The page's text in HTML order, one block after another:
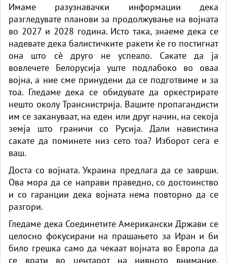
Имаме разузнавачки информации дека
разгледувате планови за продолжување на војната
во 2027 и 2028 година. Исто така, знаеме дека се
надевате дека балистичките ракети ќе го постигнат
она што сè друго не успеало. Сакате да ја
вовлечете Белорусија уште подлабоко во оваа
војна, а ние сме принудени да се подготвиме и за
тоа. Гледаме дека се обидувате да оркестрирате
нешто околу Транснистрија. Вашите пропагандисти
им се закануваат, на еден или друг начин, на секоја
земја што граничи со Русија. Дали навистина
сакате да поминете низ сето тоа? Изборот сега е
ваш.
Доста со војната. Украина предлага да се заврши.
Ова мора да се направи праведно, со достоинство
и со гаранции дека војната нема повторно да се
разгори.
Гледаме дека Соединетите Американски Држави се
целосно фокусирани на прашањето за Иран и би
било грешка само да чекаат војната во Европа да
се врати во центарот на нивното внимание.